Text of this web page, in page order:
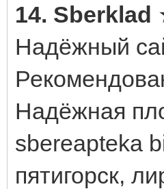
14. Sberklad
Надёжный
Надёжная
sbereapteka
пятигорск,